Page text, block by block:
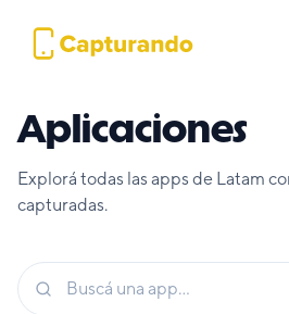
Aplicaciones
Explorá todas las apps de Latam
capturadas.